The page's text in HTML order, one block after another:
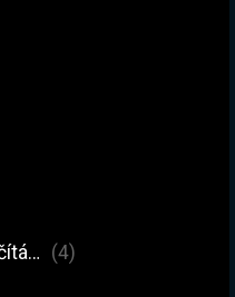
(4)